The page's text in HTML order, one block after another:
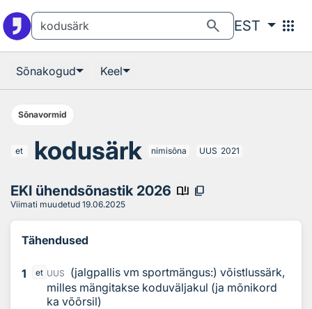
search EST apps
Sõnakogud Keel
Sõnavormid
et kodusärk nimisõna UUS 2021
EKI ühendsõnastik 2026 book_ribbon content_copy
Viimati muudetud 19.06.2025
Tähendused
1 et UUS
(jalgpallis vm sportmängus:) võistlussärk,
milles mängitakse koduväljakul (ja mõnikord
ka võõrsil)